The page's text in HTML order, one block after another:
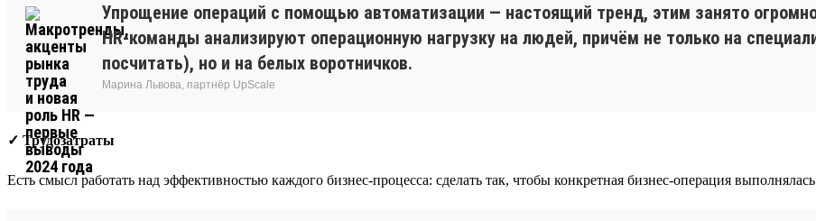
Упрощение операций с помощью автоматизации — настоящий тренд, этим занято
HR-команды анализируют операционную нагрузку на людей, причём не только на
посчитать), но и на белых воротничков.
Марина Львова, партнёр UpScale
✓ Трудозатраты
Есть смысл работать над эффективностью каждого бизнес-процесса: сделать так, чтобы конкретная бизнес-операция